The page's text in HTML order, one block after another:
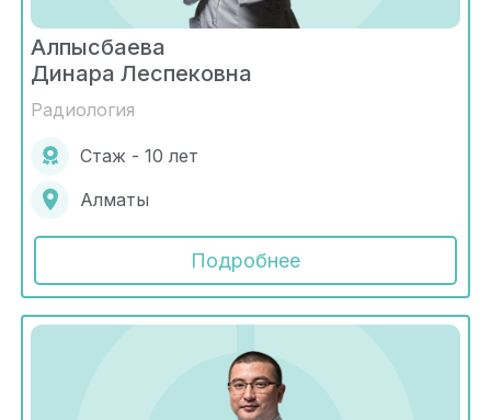
Алпысбаева
Динара Леспековна
Радиология
Стаж - 10 лет
Алматы
Подробнее